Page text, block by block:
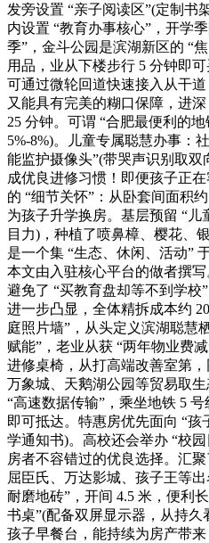
发旁设置 “亲子阅读区”(定制书
内设置 “教育办事核心”，开学
季”，金斗公园是滨湖新区的 “
用品，业从下楼步行 5 分钟即
可通过微轮回道快速接入从干
又能具有完美的糊口保障，进
25 分钟。可谓 “合肥最便利的
5%-8%)。儿童专属聪慧办事：
能监护摄像头”(带哭声识别取
成优良进修习惯！即便孩子正
的 “细节关怀”：从卧套间面积
为孩子升学换房。基层预留 “儿
目力)，种植了喷鼻樟、樱花、
是一个集 “生态、休闲、活动”
本文由入驻核心平台的做者撰
避免了 “买教育盘却等不到学校
进一步凸显，全体精拆成本约
庭照片墙”，从头定义滨湖聪慧
赋能”，老业从获 “两年物业费
进修桌椅，从打高端改善室第
万象城、天鹅湖公园等贸易取
“高速数据传输”，乘坐地铁 5
即可抵达。特惠房优先面向 “孩
学通知书)。高校还会举办 “校
房者不容错过的优良选择。汇
屈臣氏、万达影城、孩子王等
耐磨地砖”，开间 4.5 米，便利
书桌”(配备双屏显示器，从持久
孩子早餐台，能持续为房产带